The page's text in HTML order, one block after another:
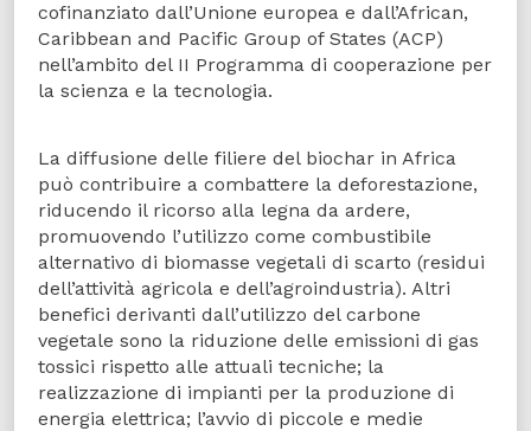
cofinanziato dall’Unione europea e dall’African,
Caribbean and Pacific Group of States (ACP)
nell’ambito del II Programma di cooperazione per
la scienza e la tecnologia.
La diffusione delle filiere del biochar in Africa
può contribuire a combattere la deforestazione,
riducendo il ricorso alla legna da ardere,
promuovendo l’utilizzo come combustibile
alternativo di biomasse vegetali di scarto (residui
dell’attività agricola e dell’agroindustria). Altri
benefici derivanti dall’utilizzo del carbone
vegetale sono la riduzione delle emissioni di gas
tossici rispetto alle attuali tecniche; la
realizzazione di impianti per la produzione di
energia elettrica; l’avvio di piccole e medie